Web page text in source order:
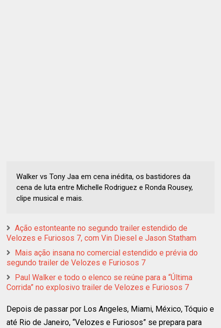
Walker vs Tony Jaa em cena inédita, os bastidores da
cena de luta entre Michelle Rodriguez e Ronda Rousey,
clipe musical e mais.
Ação estonteante no segundo trailer estendido de
Velozes e Furiosos 7, com Vin Diesel e Jason Statham
Mais ação insana no comercial estendido e prévia do
segundo trailer de Velozes e Furiosos 7
Paul Walker e todo o elenco se reúne para a “Última
Corrida” no explosivo trailer de Velozes e Furiosos 7
Depois de passar por Los Angeles, Miami, México, Tóquio e
até Rio de Janeiro, “Velozes e Furiosos” se prepara para